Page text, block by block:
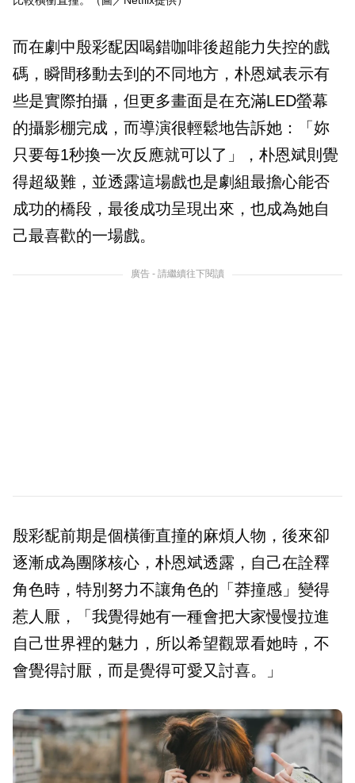
而在劇中殷彩馜因喝錯咖啡後超能力失控的戲
碼，瞬間移動去到的不同地方，朴恩斌表示有
些是實際拍攝，但更多畫面是在充滿LED螢幕
的攝影棚完成，而導演很輕鬆地告訴她：「妳
只要每1秒換一次反應就可以了」，朴恩斌則覺
得超級難，並透露這場戲也是劇組最擔心能否
成功的橋段，最後成功呈現出來，也成為她自
己最喜歡的一場戲。
廣告 - 請繼續往下閱讀
殷彩馜前期是個橫衝直撞的麻煩人物，後來卻
逐漸成為團隊核心，朴恩斌透露，自己在詮釋
角色時，特別努力不讓角色的「莽撞感」變得
惹人厭，「我覺得她有一種會把大家慢慢拉進
自己世界裡的魅力，所以希望觀眾看她時，不
會覺得討厭，而是覺得可愛又討喜。」